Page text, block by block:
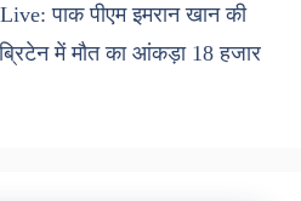
पाक पीएम इमरान खान की
ब्रिटेन में मौत का आंकड़ा 18 हजार